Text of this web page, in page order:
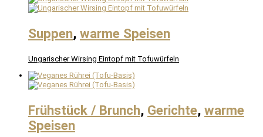
Suppen, warme Speisen
Ungarischer Wirsing Eintopf mit Tofuwürfeln
Frühstück / Brunch, Gerichte, warme
Speisen